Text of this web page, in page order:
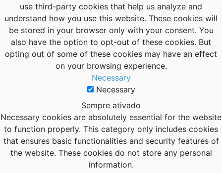
use third-party cookies that help us analyze and
understand how you use this website. These cookies will
be stored in your browser only with your consent. You
also have the option to opt-out of these cookies. But
opting out of some of these cookies may have an effect
on your browsing experience.
Necessary
Necessary
Sempre ativado
Necessary cookies are absolutely essential for the website
to function properly. This category only includes cookies
that ensures basic functionalities and security features of
the website. These cookies do not store any personal
information.